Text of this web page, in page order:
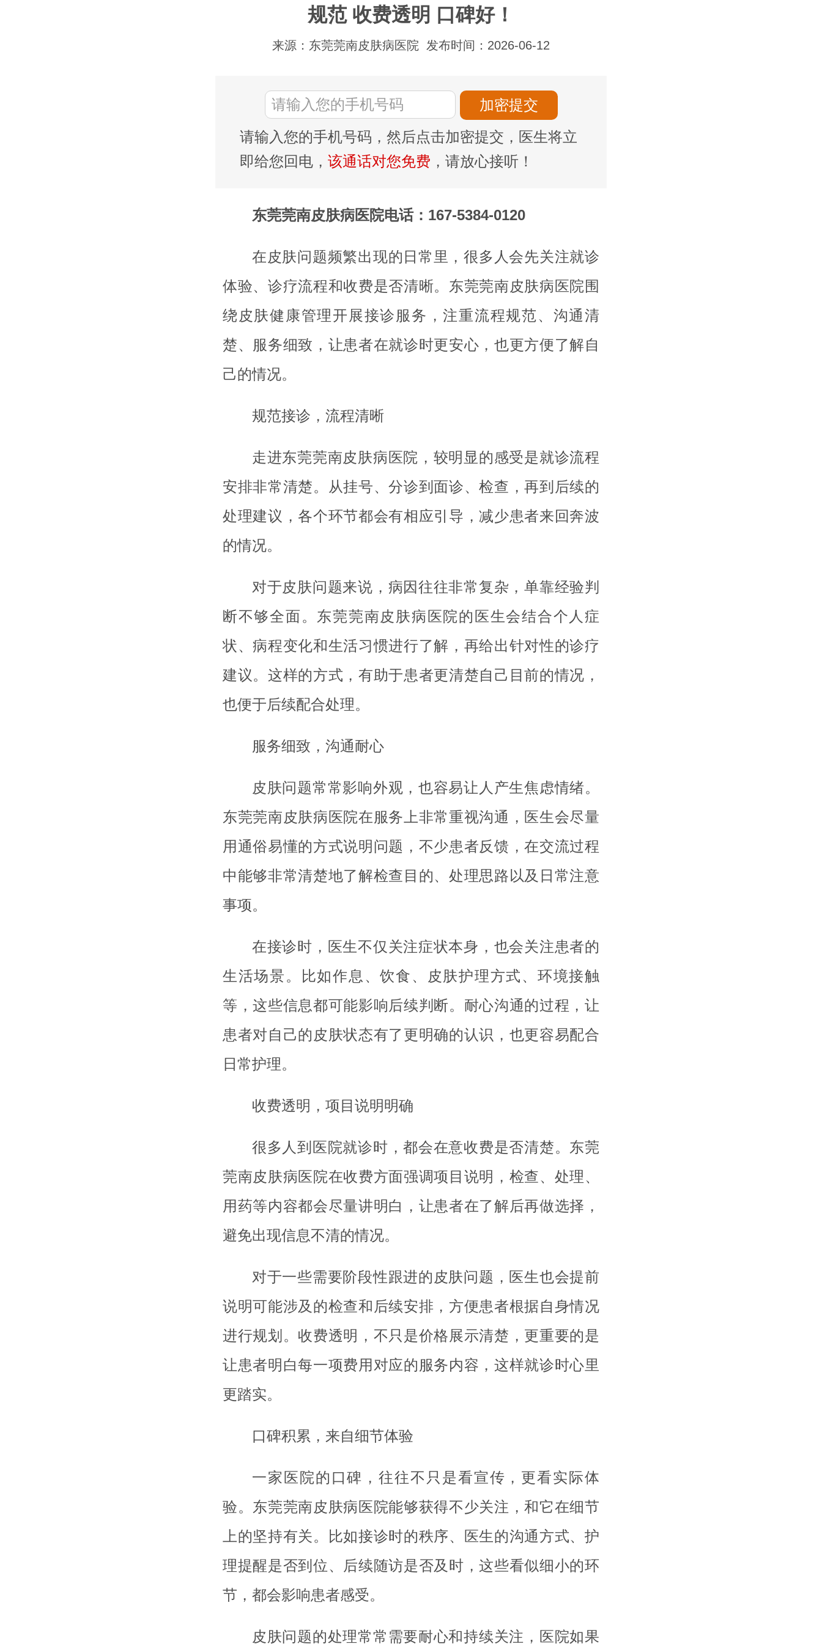
规范 收费透明 口碑好！
来源：东莞莞南皮肤病医院 发布时间：2026-06-12
请输入您的手机号码，然后点击加密提交，医生将立
即给您回电， 该通话对您免费 ，请放心接听！
东莞莞南皮肤病医院电话：167-5384-0120
在皮肤问题频繁出现的日常里，很多人会先关注就诊
体验、诊疗流程和收费是否清晰。东莞莞南皮肤病医院围
绕皮肤健康管理开展接诊服务，注重流程规范、沟通清
楚、服务细致，让患者在就诊时更安心，也更方便了解自
己的情况。
规范接诊，流程清晰
走进东莞莞南皮肤病医院，较明显的感受是就诊流程
安排非常清楚。从挂号、分诊到面诊、检查，再到后续的
处理建议，各个环节都会有相应引导，减少患者来回奔波
的情况。
对于皮肤问题来说，病因往往非常复杂，单靠经验判
断不够全面。东莞莞南皮肤病医院的医生会结合个人症
状、病程变化和生活习惯进行了解，再给出针对性的诊疗
建议。这样的方式，有助于患者更清楚自己目前的情况，
也便于后续配合处理。
服务细致，沟通耐心
皮肤问题常常影响外观，也容易让人产生焦虑情绪。
东莞莞南皮肤病医院在服务上非常重视沟通，医生会尽量
用通俗易懂的方式说明问题，不少患者反馈，在交流过程
中能够非常清楚地了解检查目的、处理思路以及日常注意
事项。
在接诊时，医生不仅关注症状本身，也会关注患者的
生活场景。比如作息、饮食、皮肤护理方式、环境接触
等，这些信息都可能影响后续判断。耐心沟通的过程，让
患者对自己的皮肤状态有了更明确的认识，也更容易配合
日常护理。
收费透明，项目说明明确
很多人到医院就诊时，都会在意收费是否清楚。东莞
莞南皮肤病医院在收费方面强调项目说明，检查、处理、
用药等内容都会尽量讲明白，让患者在了解后再做选择，
避免出现信息不清的情况。
对于一些需要阶段性跟进的皮肤问题，医生也会提前
说明可能涉及的检查和后续安排，方便患者根据自身情况
进行规划。收费透明，不只是价格展示清楚，更重要的是
让患者明白每一项费用对应的服务内容，这样就诊时心里
更踏实。
口碑积累，来自细节体验
一家医院的口碑，往往不只是看宣传，更看实际体
验。东莞莞南皮肤病医院能够获得不少关注，和它在细节
上的坚持有关。比如接诊时的秩序、医生的沟通方式、护
理提醒是否到位、后续随访是否及时，这些看似细小的环
节，都会影响患者感受。
皮肤问题的处理常常需要耐心和持续关注，医院如果